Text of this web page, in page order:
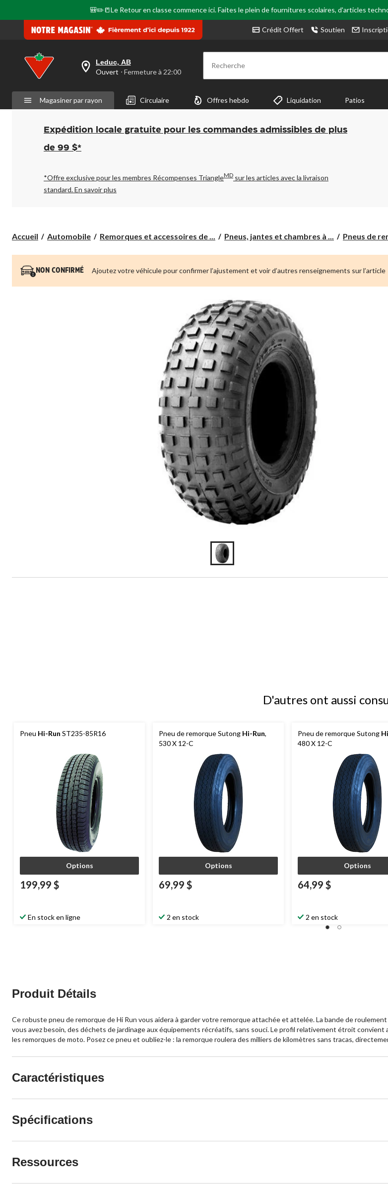
🎒✏️📒Le Retour en classe commence ici. Faites le plein de fournitures scolaires, d'articles
Crédit Offert Soutien
votre
est
Leduc,
AB,
Ouvert,
Fermeture
à
pour
changer
Leduc, AB
Ouvert ⋅ Fermeture à 22:00 Recherche
Magasiner par rayon Circulaire Offres hebdo Liquidation Patios
Expédition locale gratuite pour les commandes admissibles de plus
de 99 $*
*Offre exclusive pour les membres Récompenses TriangleMD sur les articles avec la livraison
standard.En savoir plus
Accueil Automobile Remorques et accessoires de ... Pneus, jantes et chambres à ... Pneus de
NON CONFIRMÉ Ajoutez votre véhicule pour confirmer l’ajustement et voir d’autres renseignements sur l’article
D'autres ont aussi
Pneu Hi-Run ST235-85R16
Options
199,99 $
En stock en ligne
Pneu de remorque Sutong Hi-Run,
530 X 12-C
Options
69,99 $
2 en stock
Pneu de remorque Sutong
480 X 12-C
Options
64,99 $
2 en stock
Produit Détails
Ce robuste pneu de remorque de Hi Run vous aidera à garder votre remorque attachée et attelée. La bande de
vous avez besoin, des déchets de jardinage aux équipements récréatifs, sans souci. Le profil relativement étroit
les remorques de moto. Posez ce pneu et oubliez-le : la remorque roulera des milliers de kilomètres sans tracas,
Caractéristiques
Spécifications
Ressources